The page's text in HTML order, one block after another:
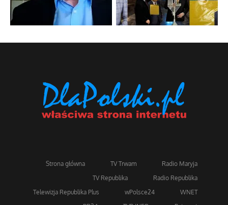
Strona główna TV Trwam
Radio Maryja
TV Republika
Radio Republika
Telewizja Republika Plus
wPolsce24
WNET